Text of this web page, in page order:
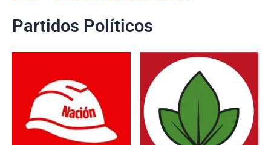
Partidos Políticos